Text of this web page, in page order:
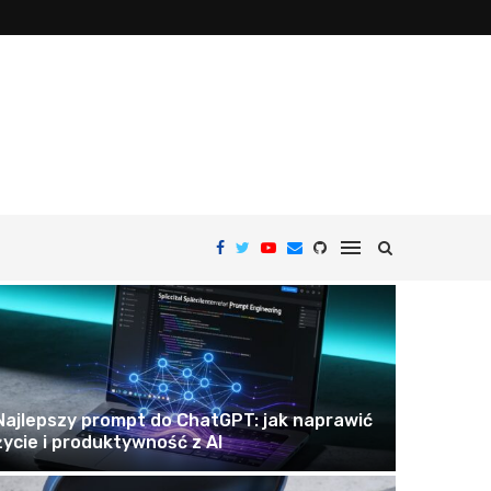
prompt do ChatGPT: jak naprawić
i produktywność z AI